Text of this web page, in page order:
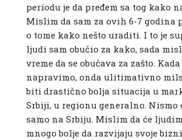
periodu je da pređem sa tog kako
Mislim da sam za ovih 6-7 godina
o tome kako nešto uraditi. I to je
ljudi sam obučio za kako, sada
vreme da se obučava za zašto.
napravimo, onda ulitimativno
biti drastično bolja situacija u
Srbiji, u regionu generalno.
samo na Srbiju. Mislim da će
mnogo bolje da razvijaju svoje